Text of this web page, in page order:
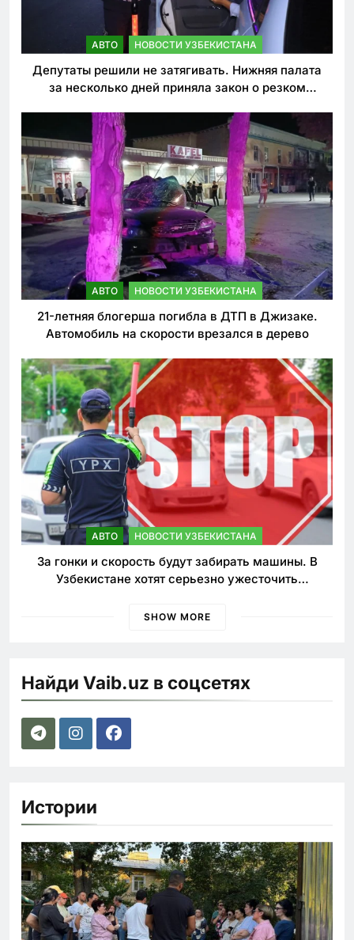
АВТО НОВОСТИ УЗБЕКИСТАНА
Депутаты решили не затягивать. Нижняя палата
за несколько дней приняла закон о резком
АВТО НОВОСТИ УЗБЕКИСТАНА
21-летняя блогерша погибла в ДТП в Джизаке.
Автомобиль на скорости врезался в дерево
АВТО НОВОСТИ УЗБЕКИСТАНА
За гонки и скорость будут забирать машины. В
Узбекистане хотят серьезно ужесточить
SHOW MORE
Найди Vaib.uz в соцсетях
Истории